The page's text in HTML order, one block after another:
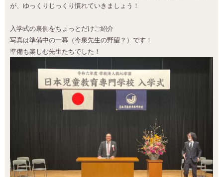
が、ゆっくりじっくり慣れていきましょう！
入学式の裏側をちょっとだけご紹介
写真は準備中の一幕（今泉先生の野望？）です！
準備も楽しむ先生たちでした！